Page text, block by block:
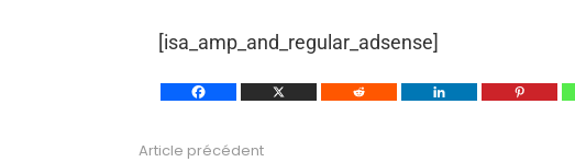
[isa_amp_and_regular_adsense]
Article précédent